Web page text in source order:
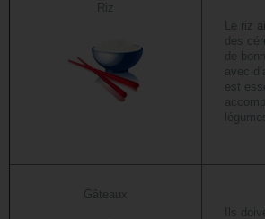
Riz
Le riz
des
de
avec
est
légumes.
Gâteaux
Ils